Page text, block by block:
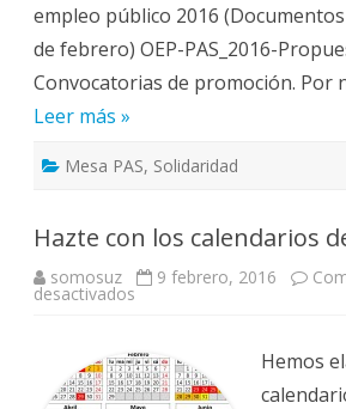
empleo público 2016
de febrero) OEP-PAS_2016-
Convocatorias de promoción. Por
Leer más »
Mesa PAS, Solidaridad
Hazte con los calendarios
somosuz 9 febrero, 2016
desactivadosen
calendarios
de
SOMOS
Hemos